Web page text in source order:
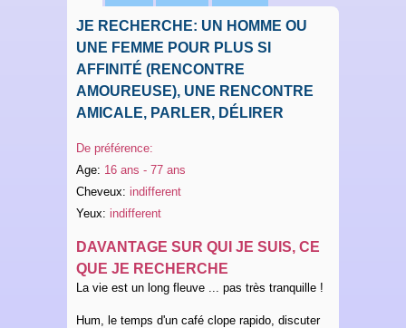
JE RECHERCHE: UN HOMME OU
UNE FEMME POUR PLUS SI
AFFINITÉ (RENCONTRE
AMOUREUSE), UNE RENCONTRE
AMICALE, PARLER, DÉLIRER
De préférence:
Age: 16 ans - 77 ans
Cheveux: indifferent
Yeux: indifferent
DAVANTAGE SUR QUI JE SUIS, CE
QUE JE RECHERCHE
La vie est un long fleuve ... pas très tranquille !
Hum, le temps d'un café clope rapido, discuter